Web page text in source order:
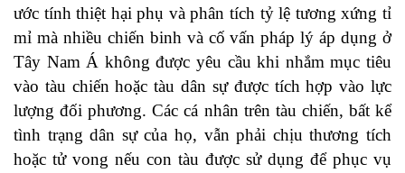
ước tính thiệt hại phụ và phân tích tỷ lệ tương xứng tỉ
mỉ mà nhiều chiến binh và cố vấn pháp lý áp dụng ở
Tây Nam Á không được yêu cầu khi nhắm mục tiêu
vào tàu chiến hoặc tàu dân sự được tích hợp vào lực
lượng đối phương. Các cá nhân trên tàu chiến, bất kể
tình trạng dân sự của họ, vẫn phải chịu thương tích
hoặc tử vong nếu con tàu được sử dụng để phục vụ